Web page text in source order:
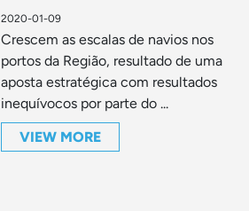
2020-01-09
Crescem as escalas de navios nos
portos da Região, resultado de uma
aposta estratégica com resultados
inequívocos por parte do ...
VIEW MORE